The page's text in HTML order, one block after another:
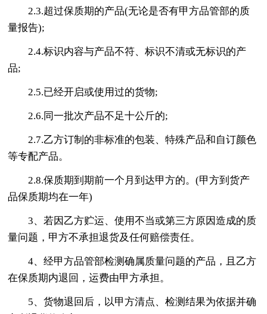
2.3.超过保质期的产品(无论是否有甲方品管部的质
量报告);
2.4.标识内容与产品不符、标识不清或无标识的产
品;
2.5.已经开启或使用过的货物;
2.6.同一批次产品不足十公斤的;
2.7.乙方订制的非标准的包装、特殊产品和自订颜色
等专配产品。
2.8.保质期到期前一个月到达甲方的。(甲方到货产
品保质期均在一年)
3、若因乙方贮运、使用不当或第三方原因造成的质
量问题，甲方不承担退货及任何赔偿责任。
4、经甲方品管部检测确属质量问题的产品，且乙方
在保质期内退回，运费由甲方承担。
5、货物退回后，以甲方清点、检测结果为依据并确